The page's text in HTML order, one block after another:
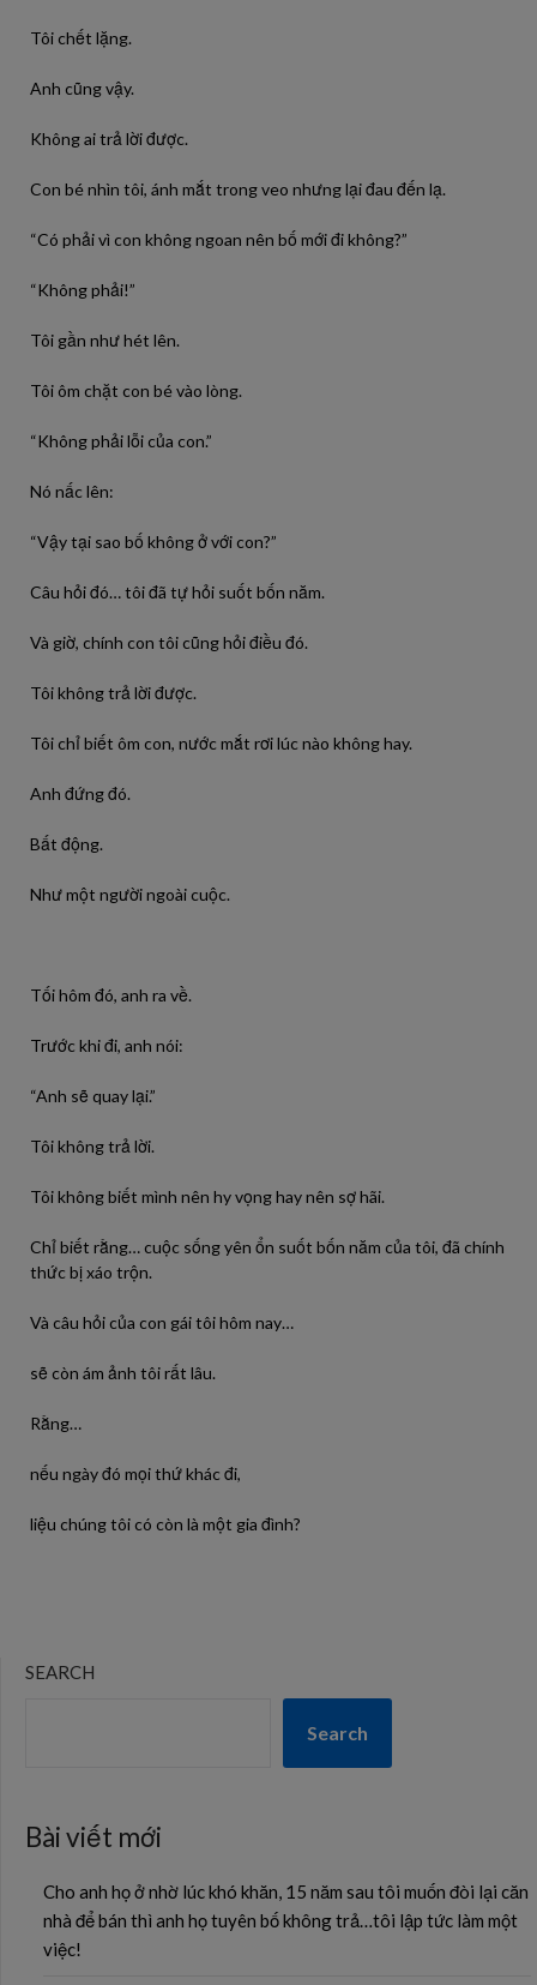
Tôi chết lặng.
Anh cũng vậy.
Không ai trả lời được.
Con bé nhìn tôi, ánh mắt trong veo nhưng lại đau đến lạ.
“Có phải vì con không ngoan nên bố mới đi không?”
“Không phải!”
Tôi gần như hét lên.
Tôi ôm chặt con bé vào lòng.
“Không phải lỗi của con.”
Nó nấc lên:
“Vậy tại sao bố không ở với con?”
Câu hỏi đó… tôi đã tự hỏi suốt bốn năm.
Và giờ, chính con tôi cũng hỏi điều đó.
Tôi không trả lời được.
Tôi chỉ biết ôm con, nước mắt rơi lúc nào không hay.
Anh đứng đó.
Bất động.
Như một người ngoài cuộc.
Tối hôm đó, anh ra về.
Trước khi đi, anh nói:
“Anh sẽ quay lại.”
Tôi không trả lời.
Tôi không biết mình nên hy vọng hay nên sợ hãi.
Chỉ biết rằng… cuộc sống yên ổn suốt bốn năm của tôi, đã chính
thức bị xáo trộn.
Và câu hỏi của con gái tôi hôm nay…
sẽ còn ám ảnh tôi rất lâu.
Rằng…
nếu ngày đó mọi thứ khác đi,
liệu chúng tôi có còn là một gia đình?
SEARCH
Search
Bài viết mới
Cho anh họ ở nhờ lúc khó khăn, 15 năm sau tôi muốn đòi lại căn
nhà để bán thì anh họ tuyên bố không trả…tôi lập tức làm một
việc!